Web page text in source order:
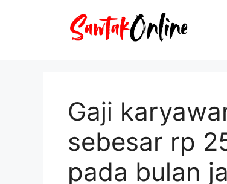
Gaji
sebesar rp
pada bulan